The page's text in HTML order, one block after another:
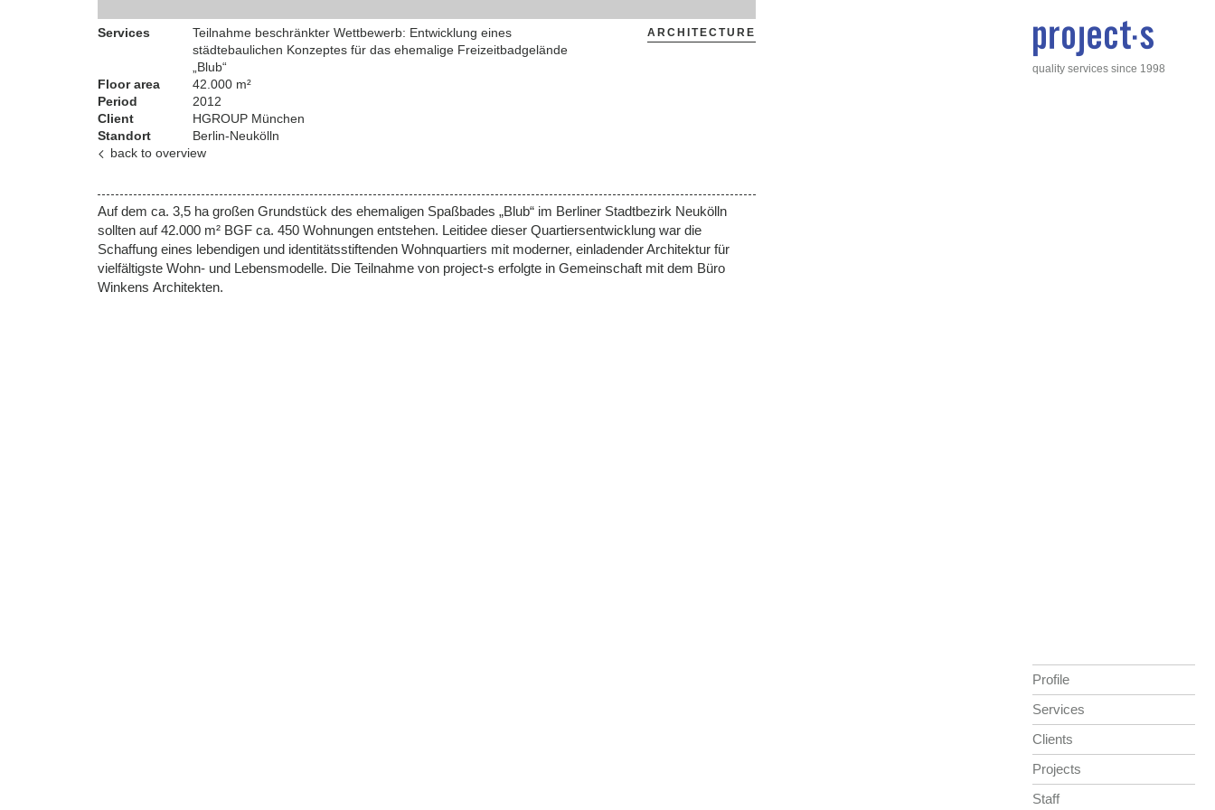
quality services since 1998
Profile
Services
Clients
Projects
Staff
Services
Teilnahme beschränkter Wettbewerb: Entwicklung eines
städtebaulichen Konzeptes für das ehemalige Freizeitbadgelände
„Blub“
Floor area
42.000 m²
Period
2012
Client
HGROUP München
Standort
Berlin-Neukölln
back to overview
ARCHITECTURE
Auf dem ca. 3,5 ha großen Grundstück des ehemaligen Spaßbades „Blub“ im Berliner Stadtbezirk Neukölln
sollten auf 42.000 m² BGF ca. 450 Wohnungen entstehen. Leitidee dieser Quartiersentwicklung war die
Schaffung eines lebendigen und identitätsstiftenden Wohnquartiers mit moderner, einladender Architektur für
vielfältigste Wohn- und Lebensmodelle. Die Teilnahme von project-s erfolgte in Gemeinschaft mit dem Büro
Winkens Architekten.